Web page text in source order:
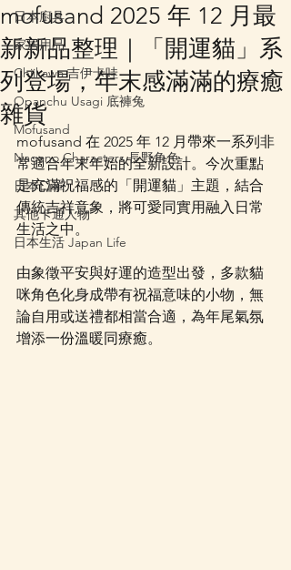
日本廚具
家居用品
Chiikawa 吉伊卡哇
Opanchu Usagi 底褲兔
Mofusand
Nagano Characters 長野角色
日本口罩
其他卡通人物
日本生活 Japan Life
mofusand 2025 年 12 月最
新新品整理｜「開運貓」系
列登場，年末感滿滿的療癒
雜貨
mofusand 在 2025 年 12 月帶來一系列非
常適合年末年始的全新設計。今次重點
是充滿祝福感的「開運貓」主題，結合
傳統吉祥意象，將可愛同實用融入日常
生活之中。
由象徵平安與好運的造型出發，多款貓
咪角色化身成帶有祝福意味的小物，無
論自用或送禮都相當合適，為年尾氣氛
增添一份溫暖同療癒。